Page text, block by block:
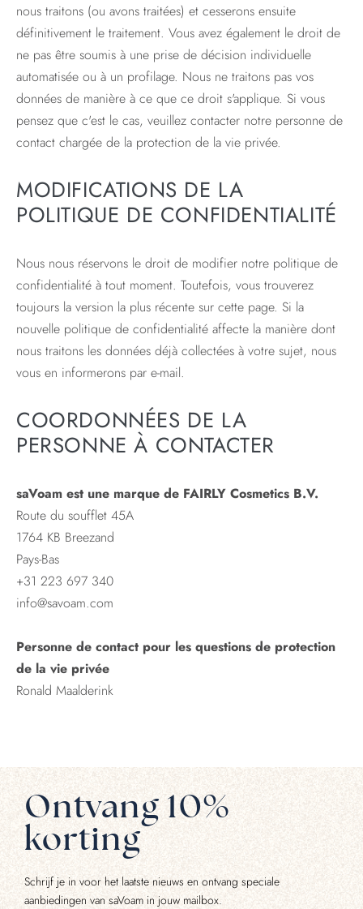
nous traitons (ou avons traitées) et cesserons ensuite
définitivement le traitement. Vous avez également le droit de
ne pas être soumis à une prise de décision individuelle
automatisée ou à un profilage. Nous ne traitons pas vos
données de manière à ce que ce droit s'applique. Si vous
pensez que c'est le cas, veuillez contacter notre personne de
contact chargée de la protection de la vie privée.
MODIFICATIONS DE LA
POLITIQUE DE CONFIDENTIALITÉ
Nous nous réservons le droit de modifier notre politique de
confidentialité à tout moment. Toutefois, vous trouverez
toujours la version la plus récente sur cette page. Si la
nouvelle politique de confidentialité affecte la manière dont
nous traitons les données déjà collectées à votre sujet, nous
vous en informerons par e-mail.
COORDONNÉES DE LA
PERSONNE À CONTACTER
saVoam est une marque de FAIRLY Cosmetics B.V.
Route du soufflet 45A
1764 KB Breezand
Pays-Bas
+31 223 697 340
info@savoam.com
Personne de contact pour les questions de protection
de la vie privée
Ronald Maalderink
Ontvang 10%
korting
Schrijf je in voor het laatste nieuws en ontvang speciale
aanbiedingen van saVoam in jouw mailbox.